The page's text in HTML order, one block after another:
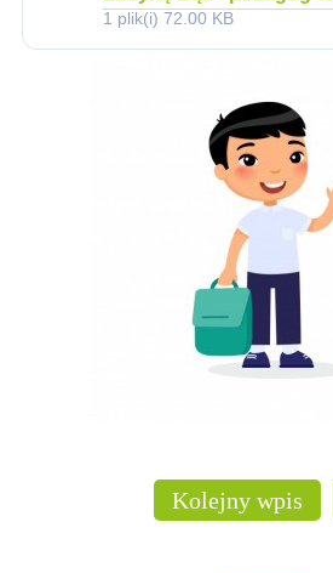
1 plik(i) 72.00 KB
Kolejny wpis